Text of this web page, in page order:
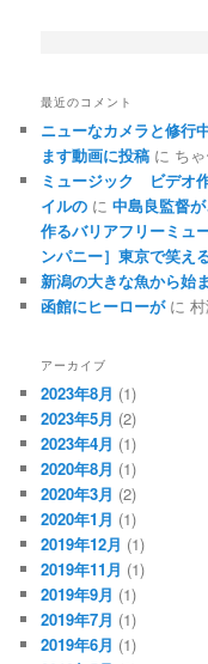
最近のコメント
ニューなカメラと修
ます動画に投稿 に ち
ミュージック ビデオ
イルの に中島良監督
作るバリアフリーミュ
ンパニー］東京で笑え
新潟の大きな魚から始
函館にヒーローがに
アーカイブ
2023年8月 (1)
2023年5月 (2)
2023年4月 (1)
2020年8月 (1)
2020年3月 (2)
2020年1月 (1)
2019年12月 (1)
2019年11月 (1)
2019年9月 (1)
2019年7月 (1)
2019年6月 (1)